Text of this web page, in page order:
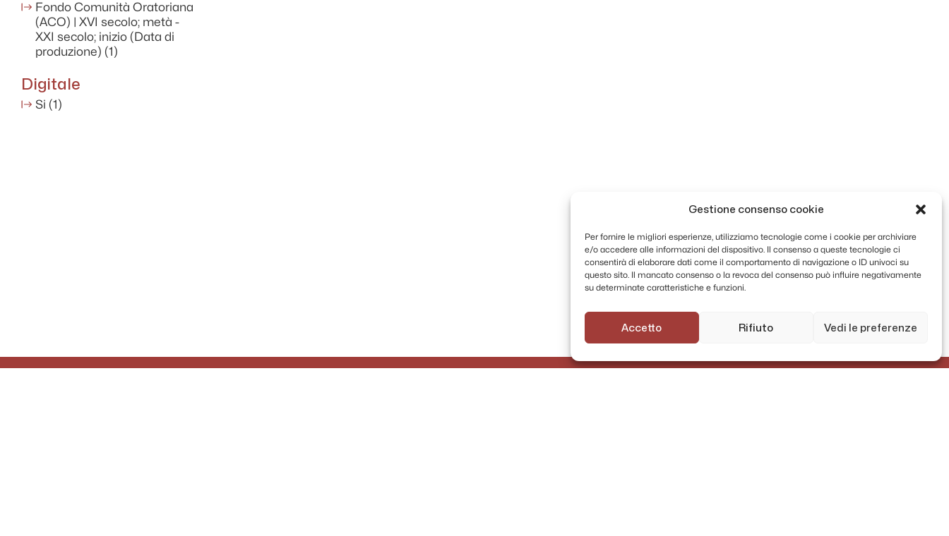
Gestione consenso cookie
Per fornire le migliori esperienze, utilizziamo tecnologie come i cookie per archiviare
e/o accedere alle informazioni del dispositivo. Il consenso a queste tecnologie ci
consentirà di elaborare dati come il comportamento di navigazione o ID univoci su
questo sito. Il mancato consenso o la revoca del consenso può influire negativamente
su determinate caratteristiche e funzioni.
Accetto Rifiuto Vedi le preferenze
Fondo Comunità Oratoriana
(ACO) | XVI secolo; metà -
XXI secolo; inizio (Data di
produzione) (1)
Digitale
Si (1)